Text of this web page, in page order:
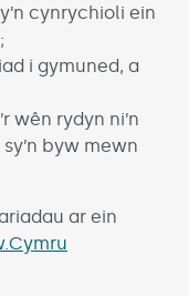
cynrychioli ein
i gymuned, a
wên rydyn ni’n
byw mewn
ar ein